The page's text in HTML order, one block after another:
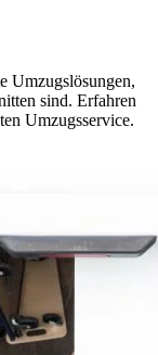
Umzugslösungen,
sind. Erfahren
Umzugsservice.